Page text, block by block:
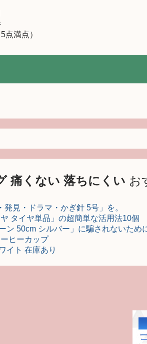
点満点）
痛くない 落ちにくい お
発見・ドラマ・かぎ針 5号」を。
タイヤ単品」の超簡単な活用法10個
ン 50cm シルバー」に騙されないため
ヒーカップ
イト 在庫あり